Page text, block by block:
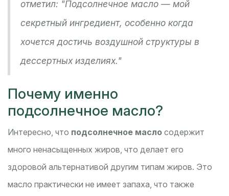
отметил: "Подсолнечное масло — мой
секретный ингредиент, особенно когда
хочется достичь воздушной структуры в
дессертных изделиях."
Почему именно
подсолнечное масло?
Интересно, что подсолнечное масло содержит
много ненасыщенных жиров, что делает его
здоровой альтернативой другим типам жиров. Это
масло практически не имеет запаха, что также